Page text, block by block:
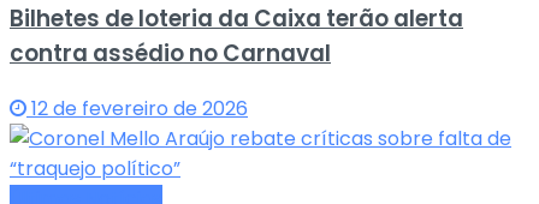
Bilhetes de loteria da Caixa terão alerta
contra assédio no Carnaval
12 de fevereiro de 2026